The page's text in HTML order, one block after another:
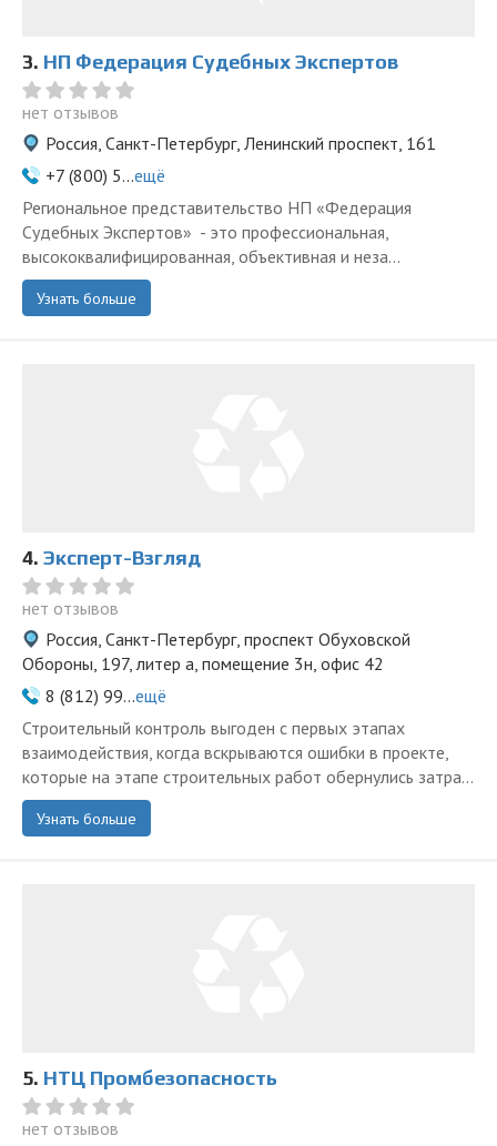
3. НП Федерация Судебных Экспертов
нет отзывов
Россия, Санкт-Петербург, Ленинский проспект, 161
+7 (800) 5...ещё
Региональное представительство НП «Федерация
Судебных Экспертов» - это профессиональная,
высококвалифицированная, объективная и неза...
Узнать больше
4. Эксперт-Взгляд
нет отзывов
Россия, Санкт-Петербург, проспект Обуховской
Обороны, 197, литер а, помещение 3н, офис 42
8 (812) 99...ещё
Строительный контроль выгоден с первых этапах
взаимодействия, когда вскрываются ошибки в проекте,
которые на этапе строительных работ обернулись затра...
Узнать больше
5. НТЦ Промбезопасность
нет отзывов